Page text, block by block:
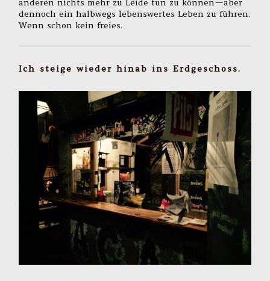
anderen nichts mehr zu Leide tun zu können — aber
dennoch ein halbwegs lebenswertes Leben zu führen.
Wenn schon kein freies.
Ich steige wieder hinab ins Erdgeschoss.